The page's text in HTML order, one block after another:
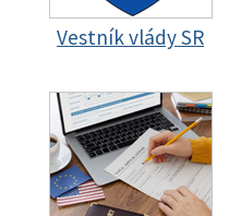
Vestník vlády SR